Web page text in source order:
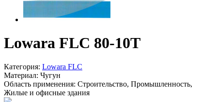
Lowara FLC 80-10T
Категория: Lowara FLC
Материал: Чугун
Область применения: Строительство, Промышленность,
Жилые и офисные здания